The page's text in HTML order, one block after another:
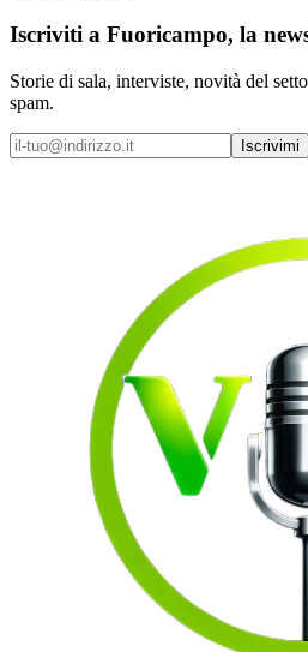
Iscriviti a Fuoricampo, la
Storie di sala, interviste, novità del
spam.
Iscrivimi